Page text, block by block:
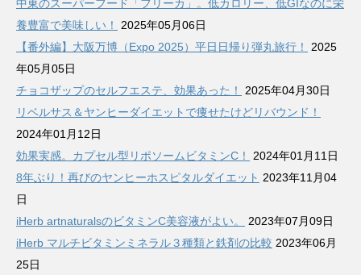
中東のスーパーフード「フリーカ」。低カロリー、低GIなのに栄
養豊富で美味しい！
2025年05月06日
【番外編】大阪万博（Expo 2025）平日日帰り弾丸旅行！
2025
年05月05日
チョコザップのセルフエステ、効果あった！
2025年04月30日
リベルサス＆ヤンヒーダイエットで痩せたけどリバウンド！
2024年01月12日
効果実感。カプセル型リポソームビタミンC！
2024年01月11日
8年ぶり！再びのヤンヒーホスピタルダイエット 2023年11月04
日
iHerb artnaturalsのビタミンC美容液がよい。
2023年07月09日
iHerb マルチビタミンミネラル３種類と鉄剤の比較 2023年06月
25日